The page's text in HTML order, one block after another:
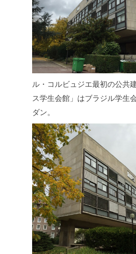
ル・コルビュジエ最初の公共
ス学生会館」はブラジル学生
ダン。